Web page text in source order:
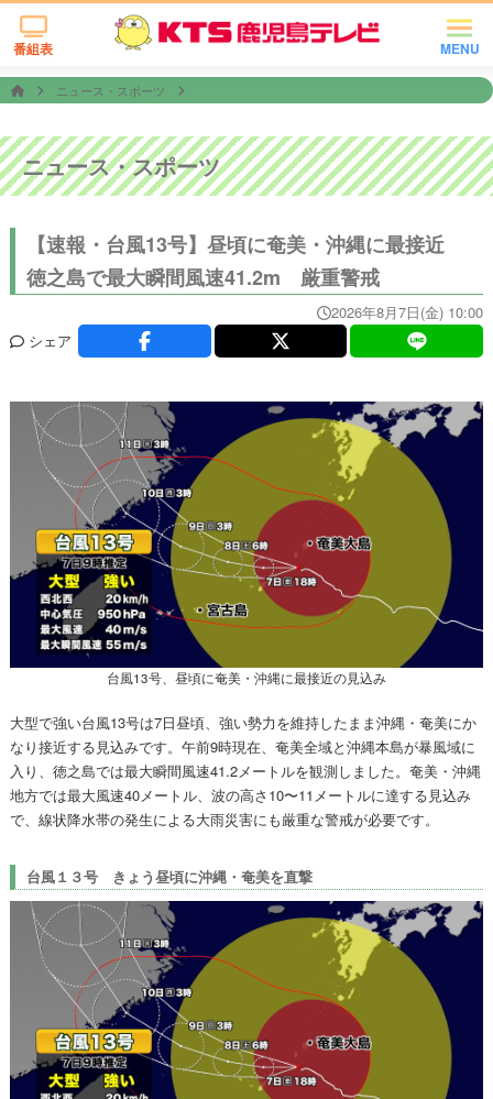
MENU
番組表
ニュース・スポーツ
ニュース・スポーツ
【速報・台風13号】昼頃に奄美・沖縄に最接近
徳之島で最大瞬間風速41.2m 厳重警戒
2026年8月7日(金) 10:00
シェア
台風13号、昼頃に奄美・沖縄に最接近の見込み
大型で強い台風13号は7日昼頃、強い勢力を維持したまま沖縄・奄美にか
なり接近する見込みです。午前9時現在、奄美全域と沖縄本島が暴風域に
入り、徳之島では最大瞬間風速41.2メートルを観測しました。奄美・沖縄
地方では最大風速40メートル、波の高さ10〜11メートルに達する見込み
で、線状降水帯の発生による大雨災害にも厳重な警戒が必要です。
台風１３号 きょう昼頃に沖縄・奄美を直撃